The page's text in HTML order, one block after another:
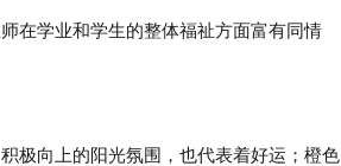
在学业和学生的整体福祉方面富有同情
极向上的阳光氛围，也代表着好运；橙色